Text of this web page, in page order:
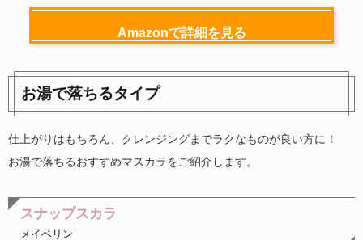
Amazonで詳細を見る
お湯で落ちるタイプ
仕上がりはもちろん、クレンジングまでラクなものが良い方に！
お湯で落ちるおすすめマスカラをご紹介します。
スナップスカラ
メイベリン